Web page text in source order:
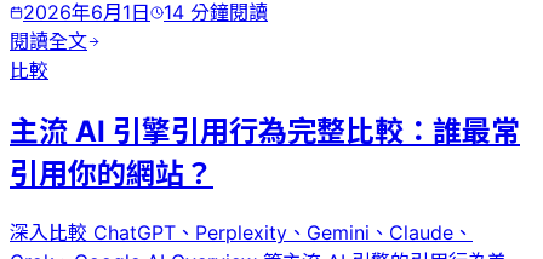
2026年6月1日
14 分鐘閱讀
閱讀全文
比較
主流 AI 引擎引用行為完整比較：誰最常
引用你的網站？
深入比較 ChatGPT、Perplexity、Gemini、Claude、